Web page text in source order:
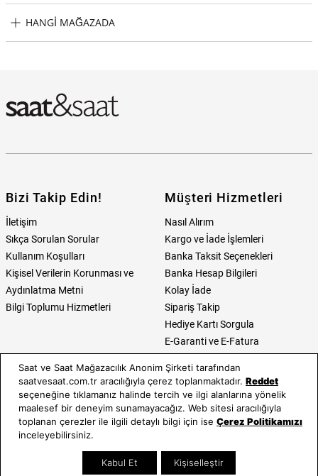
HANGI MAĞAZADA
Bizi Takip Edin!
İletişim
Sıkça Sorulan Sorular
Kullanım Koşulları
Kişisel Verilerin Korunması ve
Aydınlatma Metni
Bilgi Toplumu Hizmetleri
Müşteri Hizmetleri
Nasıl Alırım
Kargo ve İade İşlemleri
Banka Taksit Seçenekleri
Banka Hesap Bilgileri
Kolay İade
Sipariş Takip
Hediye Kartı Sorgula
E-Garanti ve E-Fatura
Saat ve Saat
Hakkımızda
Neden Saat ve Saat
Kategoriler
Erkek Saat
Kadın Saat
Takı & Aksesuar
Saat ve Saat Mağazacılık Anonim Şirketi tarafından
saatvesaat.com.tr aracılığıyla çerez toplanmaktadır. Reddet
seçeneğine tıklamanız halinde tercih ve ilgi alanlarına yönelik
maalesef bir deneyim sunamayacağız. Web sitesi aracılığıyla
toplanan çerezler ile ilgili detaylı bilgi için ise Çerez Politikamızı
inceleyebilirsiniz.
Kabul Et Kişiselleştir